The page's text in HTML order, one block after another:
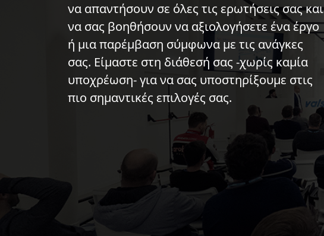
να απαντήσουν σε όλες τις ερωτήσεις σας και
να σας βοηθήσουν να αξιολογήσετε ένα έργο
ή μια παρέμβαση σύμφωνα με τις ανάγκες
σας. Είμαστε στη διάθεσή σας -χωρίς καμία
υποχρέωση- για να σας υποστηρίξουμε στις
πιο σημαντικές επιλογές σας.